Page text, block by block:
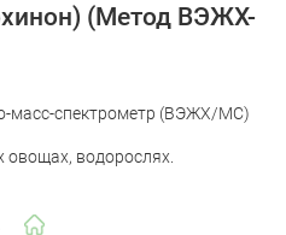
(Метод ВЭЖХ-
масс-спектрометр (ВЭЖХ/МС)
овощах, водорослях.